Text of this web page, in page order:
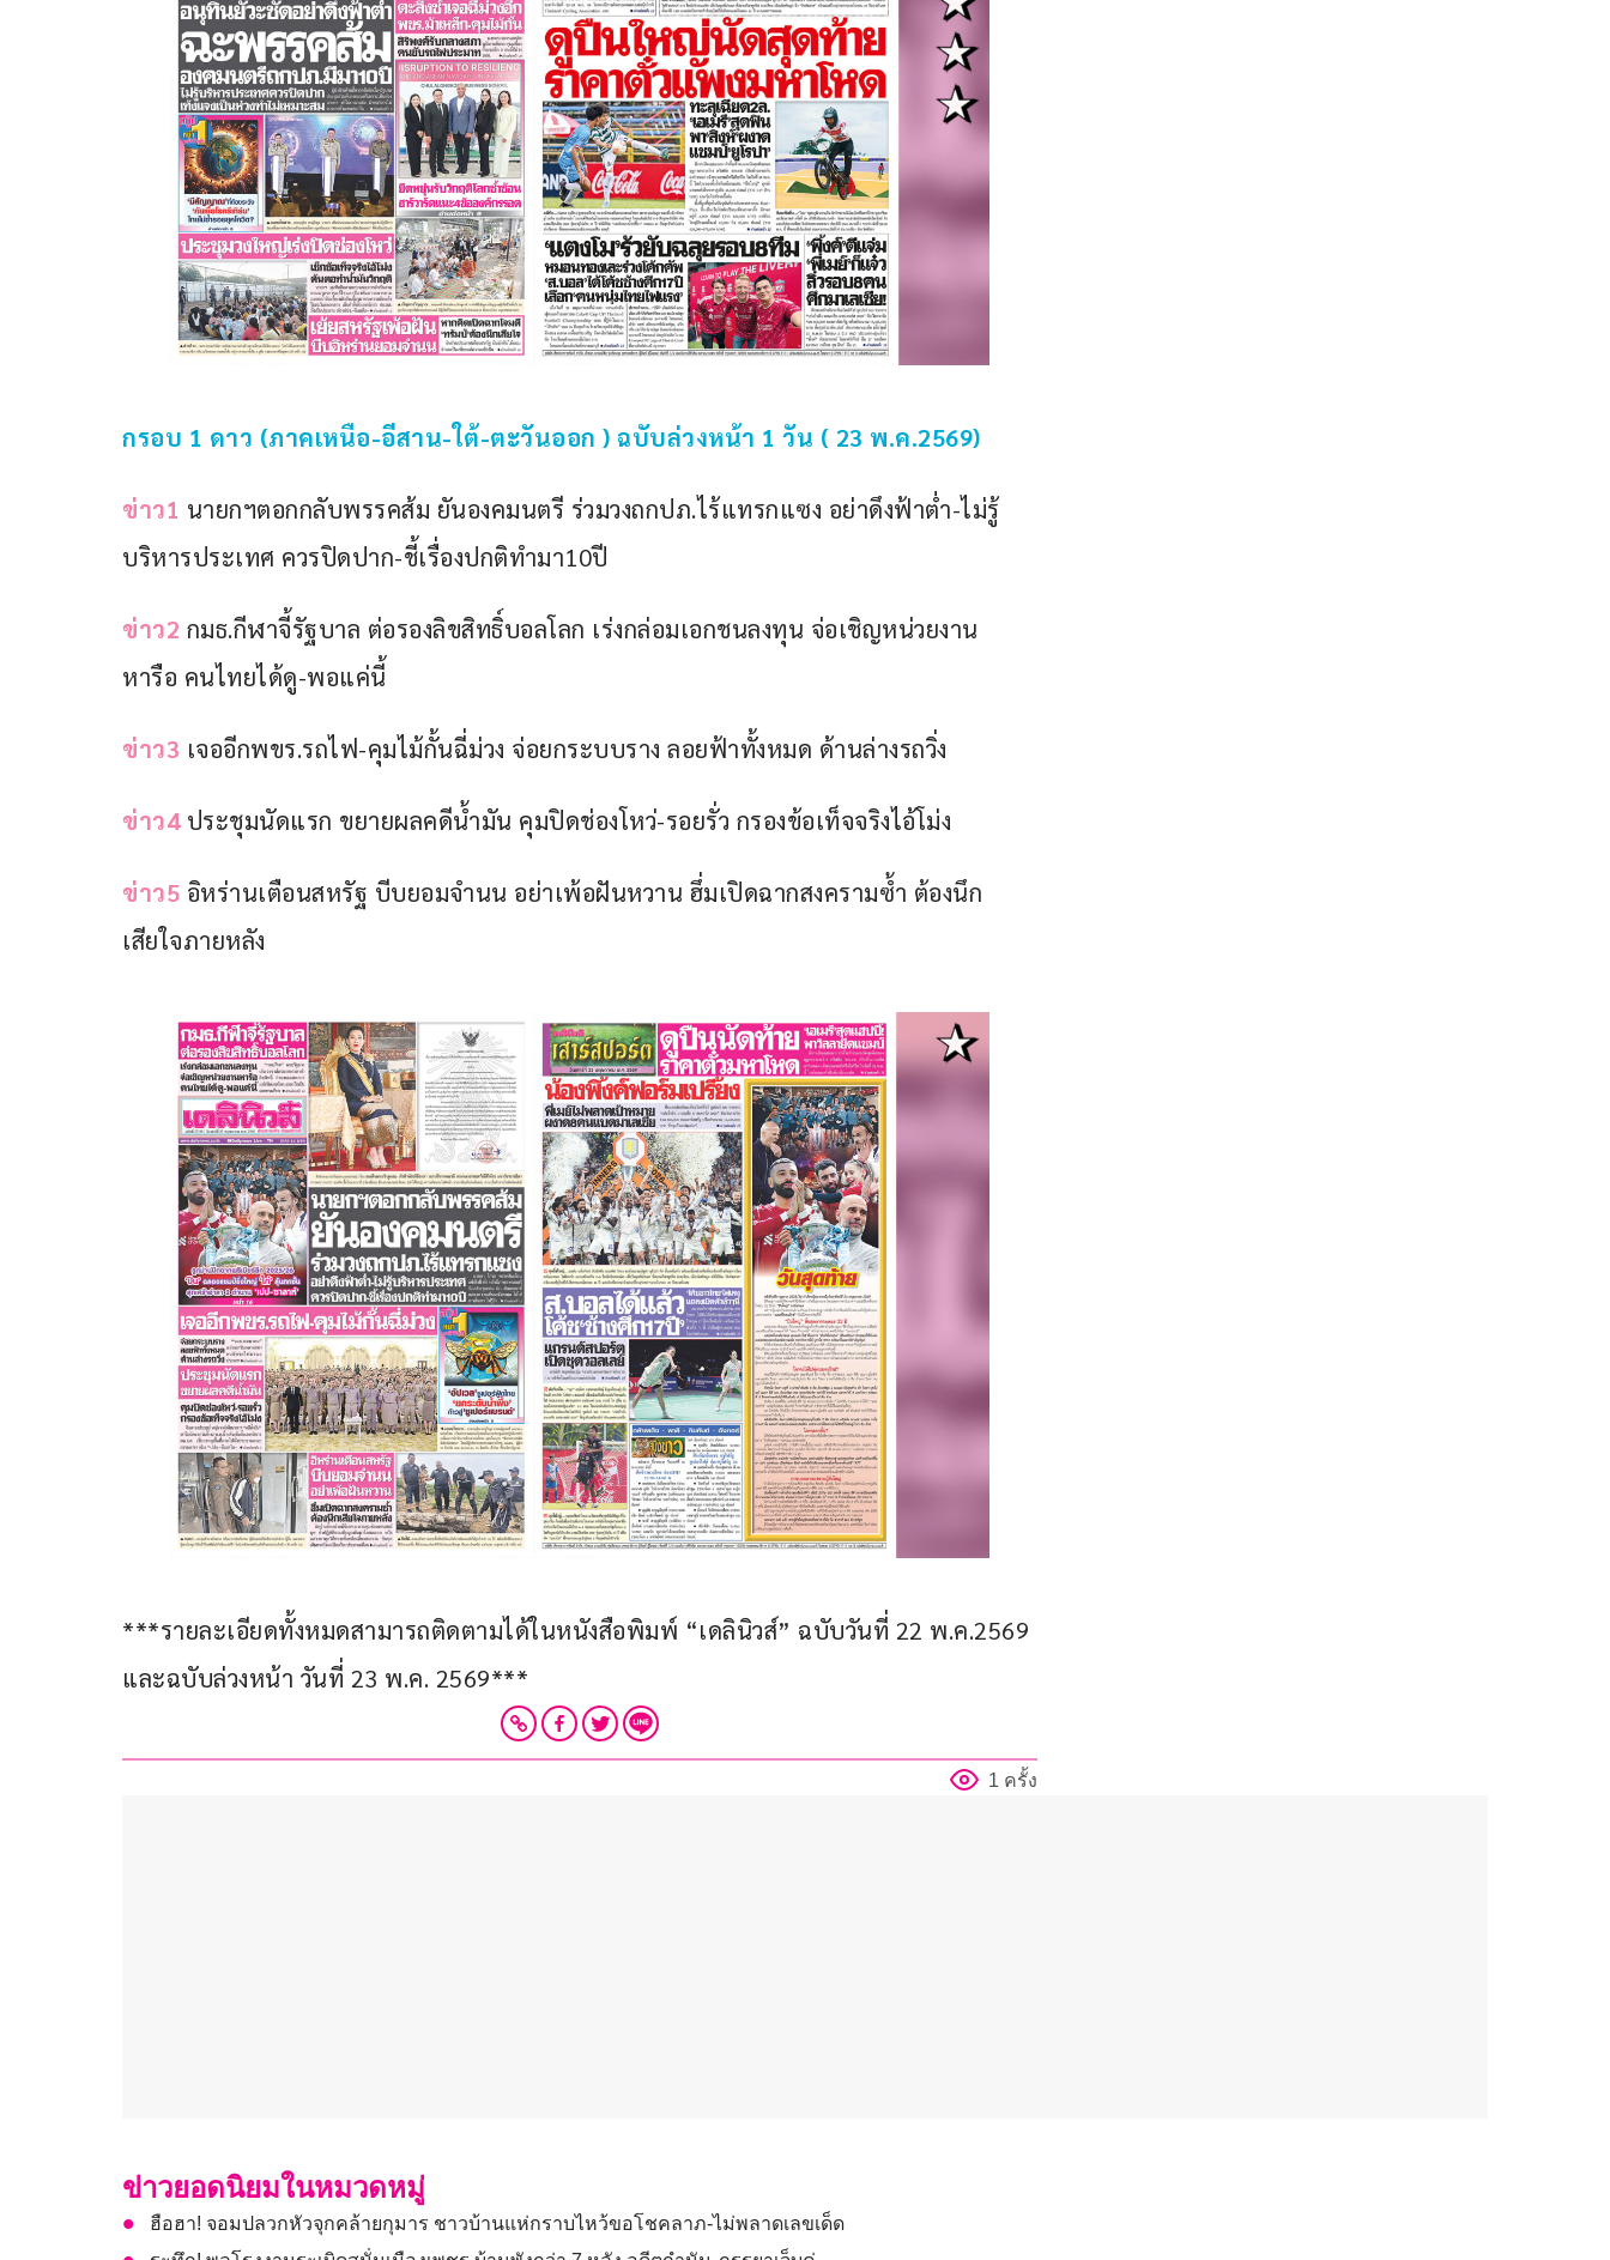
กรอบ 1 ดาว (ภาคเหนือ-อีสาน-ใต้-ตะวันออก ) ฉบับล่วงหน้า 1 วัน ( 23 พ.ค.2569)
ข่าว1 นายกฯตอกกลับพรรคส้ม ยันองคมนตรี ร่วมวงถกปภ.ไร้แทรกแซง อย่าดึงฟ้าต่ำ-ไม่รู้
บริหารประเทศ ควรปิดปาก-ชี้เรื่องปกติทำมา10ปี
ข่าว2 กมธ.กีฬาจี้รัฐบาล ต่อรองลิขสิทธิ์บอลโลก เร่งกล่อมเอกชนลงทุน จ่อเชิญหน่วยงาน
หารือ คนไทยได้ดู-พอแค่นี้
ข่าว3 เจออีกพขร.รถไฟ-คุมไม้กั้นฉี่ม่วง จ่อยกระบบราง ลอยฟ้าทั้งหมด ด้านล่างรถวิ่ง
ข่าว4 ประชุมนัดแรก ขยายผลคดีน้ำมัน คุมปิดช่องโหว่-รอยรั่ว กรองข้อเท็จจริงไอ้โม่ง
ข่าว5 อิหร่านเตือนสหรัฐ บีบยอมจำนน อย่าเพ้อฝันหวาน ฮึ่มเปิดฉากสงครามซ้ำ ต้องนึก
เสียใจภายหลัง
***รายละเอียดทั้งหมดสามารถติดตามได้ในหนังสือพิมพ์ “เดลินิวส์” ฉบับวันที่ 22 พ.ค.2569
และฉบับล่วงหน้า วันที่ 23 พ.ค. 2569***
1 ครั้ง
ข่าวยอดนิยมในหมวดหมู่
ฮือฮา! จอมปลวกหัวจุกคล้ายกุมาร ชาวบ้านแห่กราบไหว้ขอโชคลาภ-ไม่พลาดเลขเด็ด